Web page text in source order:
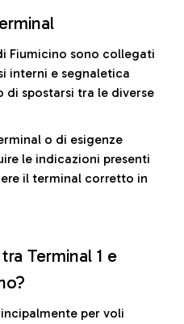
Fiumicino sono collegati
interni e segnaletica
spostarsi tra le diverse
o di esigenze
le indicazioni presenti
il terminal corretto in
Terminal 1 e
per voli